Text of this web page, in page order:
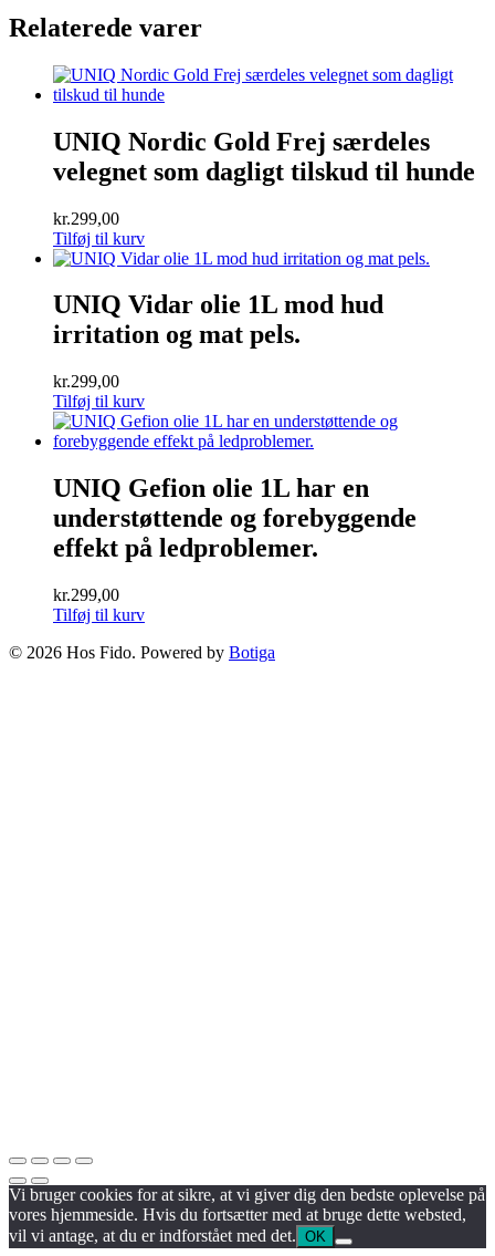
Relaterede varer
UNIQ Nordic Gold Frej særdeles
velegnet som dagligt tilskud til hunde
kr.299,00
Tilføj til kurv
UNIQ Vidar olie 1L mod hud
irritation og mat pels.
kr.299,00
Tilføj til kurv
UNIQ Gefion olie 1L har en
understøttende og forebyggende
effekt på ledproblemer.
kr.299,00
Tilføj til kurv
© 2026 Hos Fido. Powered by Botiga
Vi bruger cookies for at sikre, at vi giver dig den bedste oplevelse på
vores hjemmeside. Hvis du fortsætter med at bruge dette websted,
vil vi antage, at du er indforstået med det. OK